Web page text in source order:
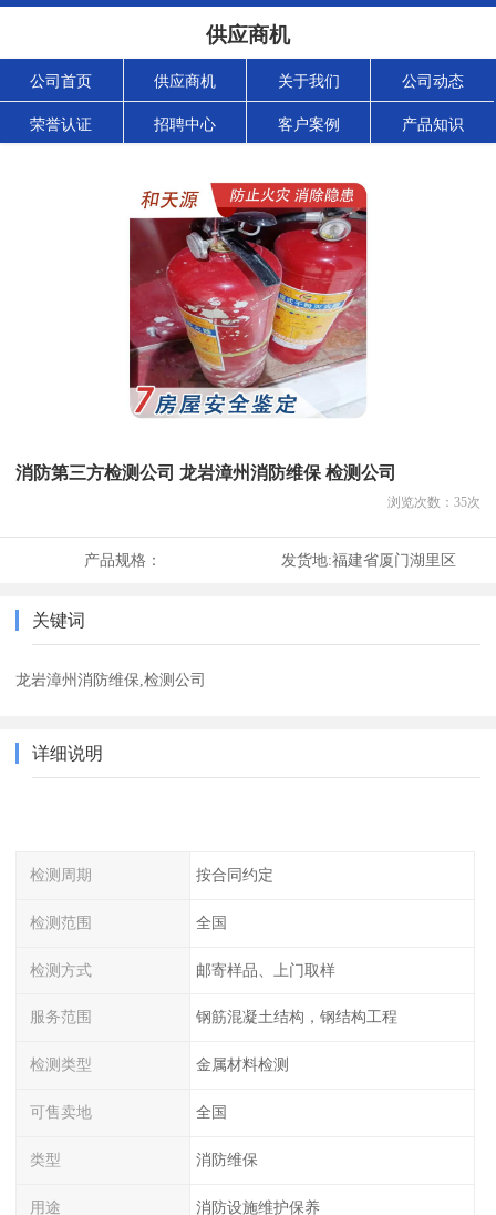
供应商机
公司首页 供应商机 关于我们 公司动态
荣誉认证 招聘中心 客户案例 产品知识
消防第三方检测公司 龙岩漳州消防维保 检测公司
浏览次数： 35次
产品规格： 发货地:福建省厦门湖里区
关键词
龙岩漳州消防维保,检测公司
详细说明
检测周期 按合同约定
检测范围 全国
检测方式 邮寄样品、上门取样
服务范围 钢筋混凝土结构，钢结构工程
检测类型 金属材料检测
可售卖地 全国
类型 消防维保
用途 消防设施维护保养